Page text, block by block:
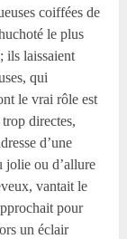
coiffées de
le plus
ils laissaient
qui
le vrai rôle est
directes,
d’une
jolie ou d’allure
vantait le
pour
un éclair